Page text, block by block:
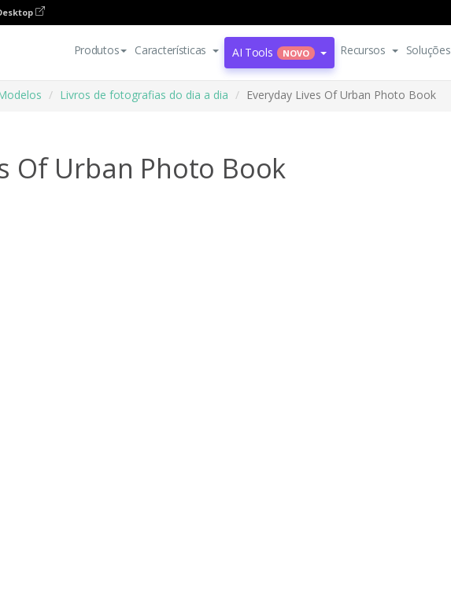
Produtos Características AI Tools NOVO Recursos Soluções
Livros de fotografias do dia a dia Everyday Lives Of Urban Photo Book
Of Urban Photo Book